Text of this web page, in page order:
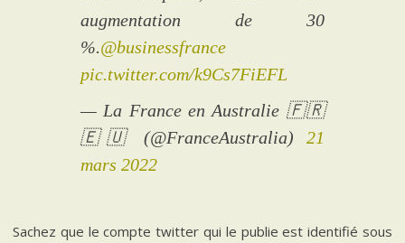
augmentation de 30
%.@businessfrance
pic.twitter.com/k9Cs7FiEFL
— La France en Australie 🇫🇷
🇪🇺 (@FranceAustralia) 21
mars 2022
Sachez que le compte twitter qui le publie est identifié sous